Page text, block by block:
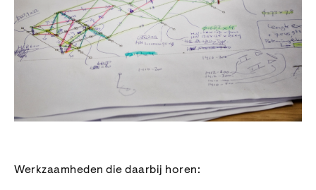
Werkzaamheden die daarbij horen: